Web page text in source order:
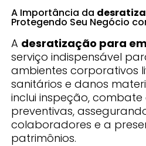
A Importância da
Protegendo Seu Negócio
A desratização para
serviço indispensável
ambientes corporativos
sanitários e danos
inclui inspeção,
preventivas,
colaboradores e a
patrimônios.